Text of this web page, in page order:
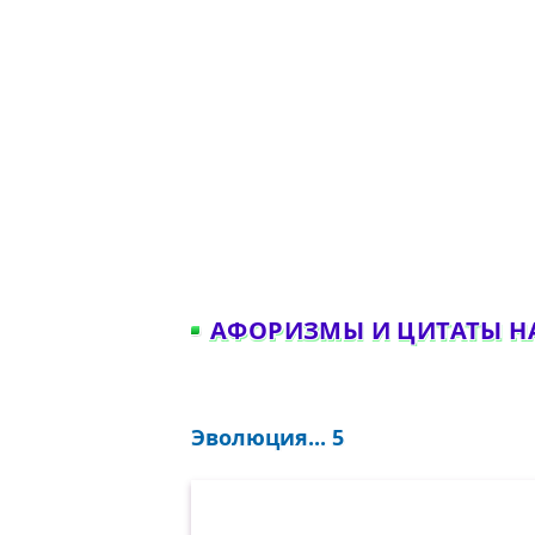
АФОРИЗМЫ И ЦИТАТЫ
Эволюция... 5